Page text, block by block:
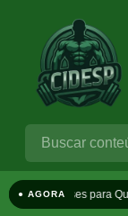
● AGORAFrases para